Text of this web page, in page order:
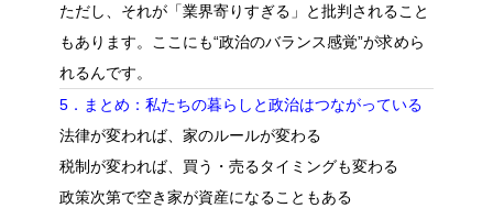
ただし、それが「業界寄りすぎる」と批判されること
もあります。ここにも“政治のバランス感覚”が求めら
れるんです。
5．まとめ：私たちの暮らしと政治はつながっている
法律が変われば、家のルールが変わる
税制が変われば、買う・売るタイミングも変わる
政策次第で空き家が資産になることもある